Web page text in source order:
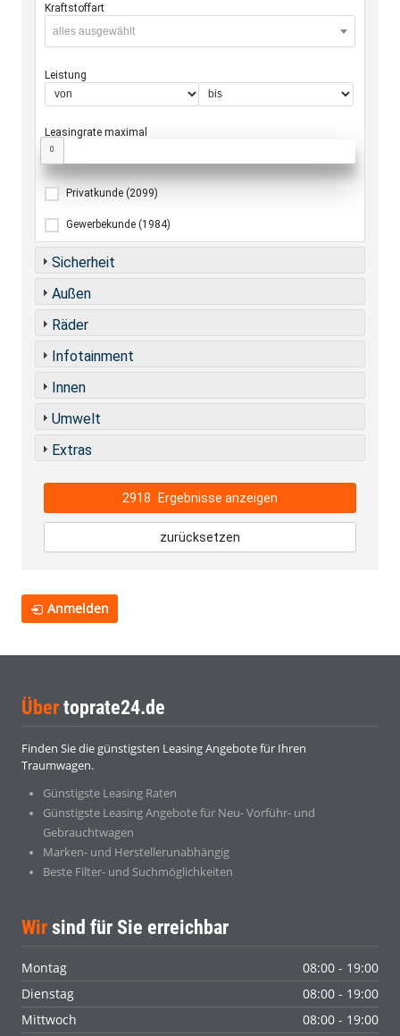
Kraftstoffart
alles ausgewählt
Leistung
Leasingrate maximal
0
Privatkunde (2099)
Gewerbekunde (1984)
Sicherheit
Außen
Räder
Infotainment
Innen
Umwelt
Extras
2918 Ergebnisse anzeigen
zurücksetzen
Anmelden
Über toprate24.de
Finden Sie die günstigsten Leasing Angebote für Ihren
Traumwagen.
Günstigste Leasing Raten
Günstigste Leasing Angebote für Neu- Vorführ- und
Gebrauchtwagen
Marken- und Herstellerunabhängig
Beste Filter- und Suchmöglichkeiten
Wir sind für Sie erreichbar
Montag
08:00 - 19:00
Dienstag
08:00 - 19:00
Mittwoch
08:00 - 19:00